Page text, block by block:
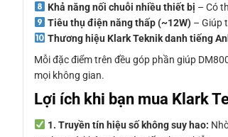
Khả năng nối chuỗi nhiều thiết bị – Có
Tiêu thụ điện năng thấp (~12W)– Giúp
Thương hiệu Klark Teknik danh tiếng
Mỗi đặc điểm trên đều góp phần giúp
mọi không gian.
Lợi ích khi bạn mua Klark
1. Truyền tín hiệu số không suy hao: